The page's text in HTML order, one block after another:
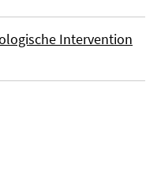
Intervention